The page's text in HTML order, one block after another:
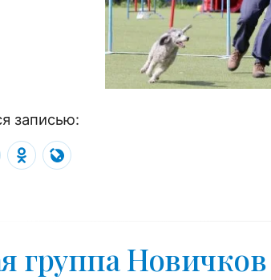
записью:
Mail.RuOdnoklassniki
группа